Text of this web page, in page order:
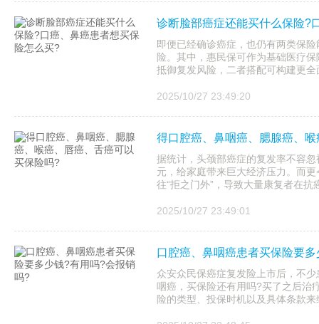
诊断脸部癌症还能买什么保险?
即便已经确诊癌症，也仍有两类保
险。其中，惠民保可作为基础医疗
抵御复发风险，二者搭配可构建更
2025/10/27 23:49:20
得口腔癌、鼻咽癌、腮腺癌、
据统计，头颈部癌症的复发率不容
元，给家庭带来巨大经济压力。而
往“拒之门外”，导致大量康复者在抗
2025/10/27 23:49:01
口腔癌、鼻咽癌患者买保险要
众安众民保癌症复发险上市后，不
咽癌，买保险还有用吗?买了之后治
险的类型、投保时机以及具体条款